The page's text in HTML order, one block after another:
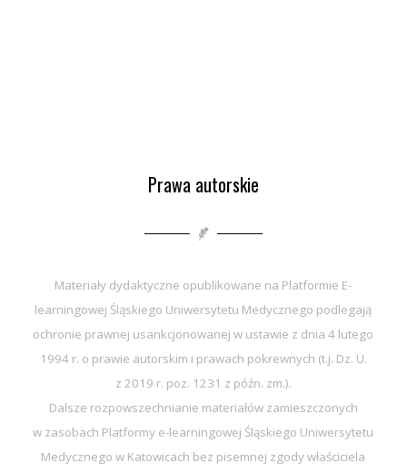
Prawa autorskie
Materiały dydaktyczne opublikowane na Platformie E-
learningowej Śląskiego Uniwersytetu Medycznego podlegają
ochronie prawnej usankcjonowanej w ustawie z dnia 4 lutego
1994 r. o prawie autorskim i prawach pokrewnych (t.j. Dz. U.
z 2019 r. poz. 1231 z późn. zm.).
Dalsze rozpowszechnianie materiałów zamieszczonych
w zasobach Platformy e-learningowej Śląskiego Uniwersytetu
Medycznego w Katowicach bez pisemnej zgody właściciela